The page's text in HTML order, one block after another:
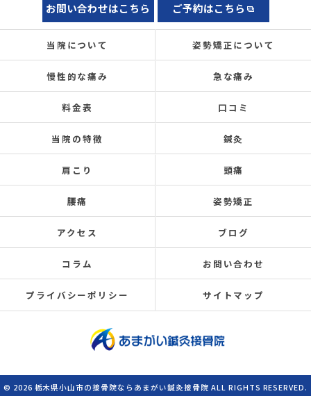
お問い合わせはこちら ご予約はこちら
当院について 姿勢矯正について
慢性的な痛み 急な痛み
料金表 口コミ
当院の特徴 鍼灸
肩こり 頭痛
腰痛 姿勢矯正
アクセス ブログ
コラム お問い合わせ
プライバシーポリシー サイトマップ
© 2026 栃木県小山市の接骨院ならあまがい鍼灸接骨院 ALL RIGHTS RESERVED.